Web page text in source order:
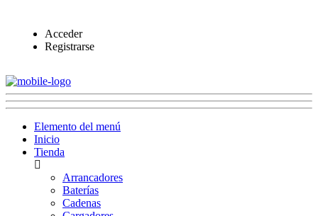
Acceder
Registrarse
Elemento del menú
Inicio
Tienda
Arrancadores
Baterías
Cadenas